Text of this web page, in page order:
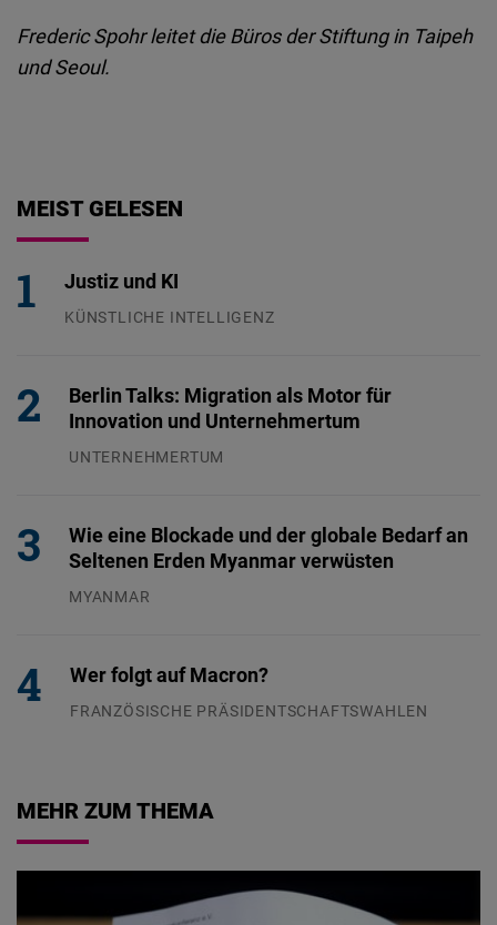
Frederic Spohr leitet die Büros der Stiftung in Taipeh
und Seoul.
MEIST GELESEN
Justiz und KI
KÜNSTLICHE INTELLIGENZ
Berlin Talks: Migration als Motor für
Innovation und Unternehmertum
UNTERNEHMERTUM
Wie eine Blockade und der globale Bedarf an
Seltenen Erden Myanmar verwüsten
MYANMAR
Wer folgt auf Macron?
FRANZÖSISCHE PRÄSIDENTSCHAFTSWAHLEN
MEHR ZUM THEMA